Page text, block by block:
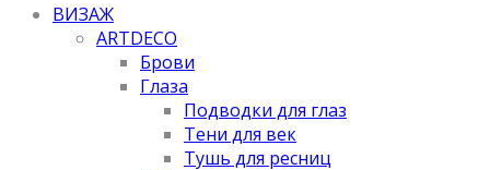
ВИЗАЖ
ARTDECO
Брови
Глаза
Подводки для глаз
Тени для век
Тушь для ресниц